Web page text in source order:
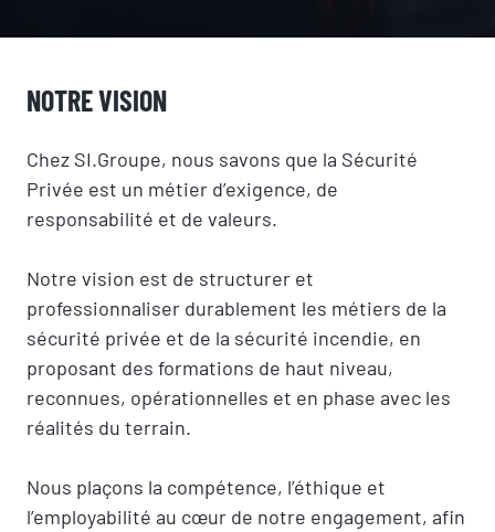
NOTRE VISION
Chez SI.Groupe, nous savons que la Sécurité
Privée est un métier d’exigence, de
responsabilité et de valeurs.
Notre vision est de structurer et
professionnaliser durablement les métiers de la
sécurité privée et de la sécurité incendie, en
proposant des formations de haut niveau,
reconnues, opérationnelles et en phase avec les
réalités du terrain.
Nous plaçons la compétence, l’éthique et
l’employabilité au cœur de notre engagement, afin